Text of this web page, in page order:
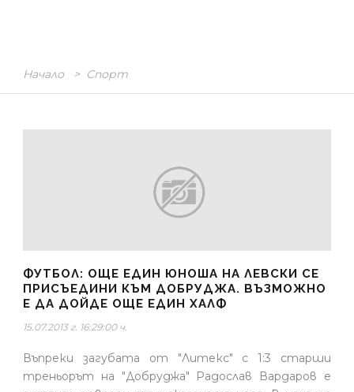
Начало > Спорт
ФУТБОЛ: ОЩЕ ЕДИН ЮНОША НА ЛЕВСКИ СЕ
ПРИСЪЕДИНИ КЪМ ДОБРУДЖА. ВЪЗМОЖНО
Е ДА ДОЙДЕ ОЩЕ ЕДИН ХАЛФ
15.07.2013 г. 16:29:00 ч.
Въпреки загубата от "Литекс" с 1:3 старши
треньорът на "Добруджа" Радослав Вардаров е